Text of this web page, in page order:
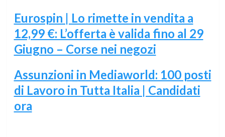
Eurospin | Lo rimette in vendita a
12,99 €: L’offerta è valida fino al 29
Giugno – Corse nei negozi
Assunzioni in Mediaworld: 100 posti
di Lavoro in Tutta Italia | Candidati
ora